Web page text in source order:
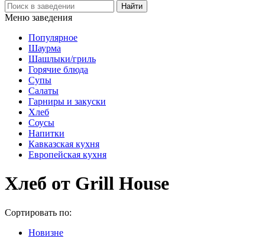
Меню заведения
Популярное
Шаурма
Шашлыки/гриль
Горячие блюда
Супы
Салаты
Гарниры и закуски
Хлеб
Соусы
Напитки
Кавказская кухня
Европейская кухня
Хлеб от Grill House
Сортировать по:
Новизне